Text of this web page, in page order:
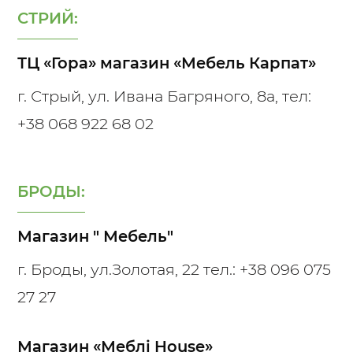
СТРИЙ:
ТЦ «Гора» магазин «Мебель Карпат»
г. Стрый, ул. Ивана Багряного, 8а, тел:
+38 068 922 68 02
БРОДЫ:
Магазин " Мебель"
г. Броды, ул.Золотая, 22 тел.: +38 096 075
27 27
Магазин «Меблі House»